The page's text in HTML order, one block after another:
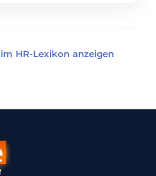
verändert. […]
HR-Lexikon anzeigen